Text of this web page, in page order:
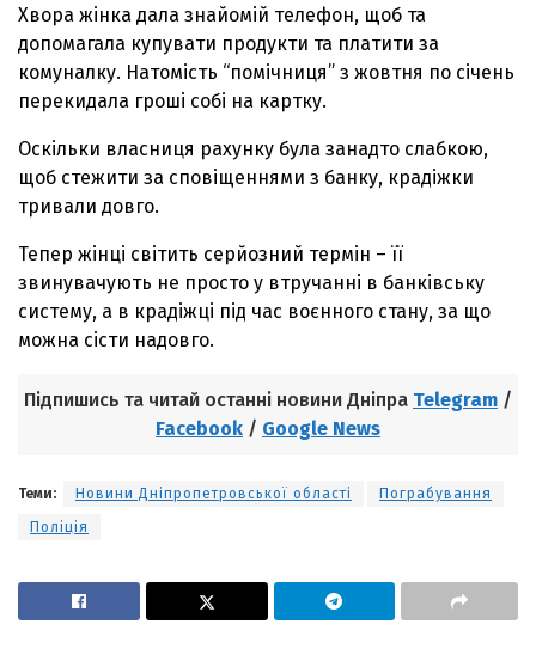
Хвора жінка дала знайомій телефон, щоб та
допомагала купувати продукти та платити за
комуналку. Натомість “помічниця” з жовтня по січень
перекидала гроші собі на картку.
Оскільки власниця рахунку була занадто слабкою,
щоб стежити за сповіщеннями з банку, крадіжки
тривали довго.
Тепер жінці світить серйозний термін – її
звинувачують не просто у втручанні в банківську
систему, а в крадіжці під час воєнного стану, за що
можна сісти надовго.
Підпишись та читай останні новини Дніпра Telegram /
Facebook / Google News
Теми: Новини Дніпропетровської області
Пограбування
Поліція